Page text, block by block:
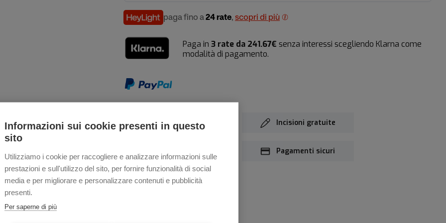
Informazioni sui cookie presenti in questo
sito
Utilizziamo i cookie per raccogliere e analizzare informazioni sulle
prestazioni e sull'utilizzo del sito, per fornire funzionalità di social
media e per migliorare e personalizzare contenuti e pubblicità
presenti.
Per saperne di più
paga fino a24 rate, scopri di più
Paga in 3 rate da 241.67€ senza interessi scegliendo Klarna come
modalità di pagamento.
Spedizioni 24h gratis Incisioni gratuite
Pagamenti sicuri